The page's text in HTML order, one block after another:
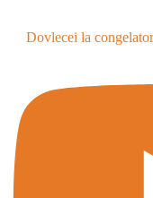
Dovlecei la